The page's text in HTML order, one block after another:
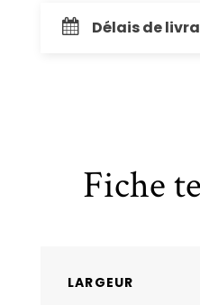
Délais de
Fiche
LARGEUR